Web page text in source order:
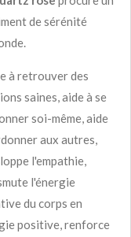
de sérénité
à retrouver des
saines, aide à se
soi-même, aide
aux autres,
l'empathie,
l'énergie
du corps en
positive, renforce